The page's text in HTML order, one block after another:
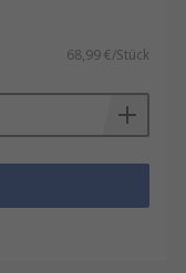
68,99 €/Stück